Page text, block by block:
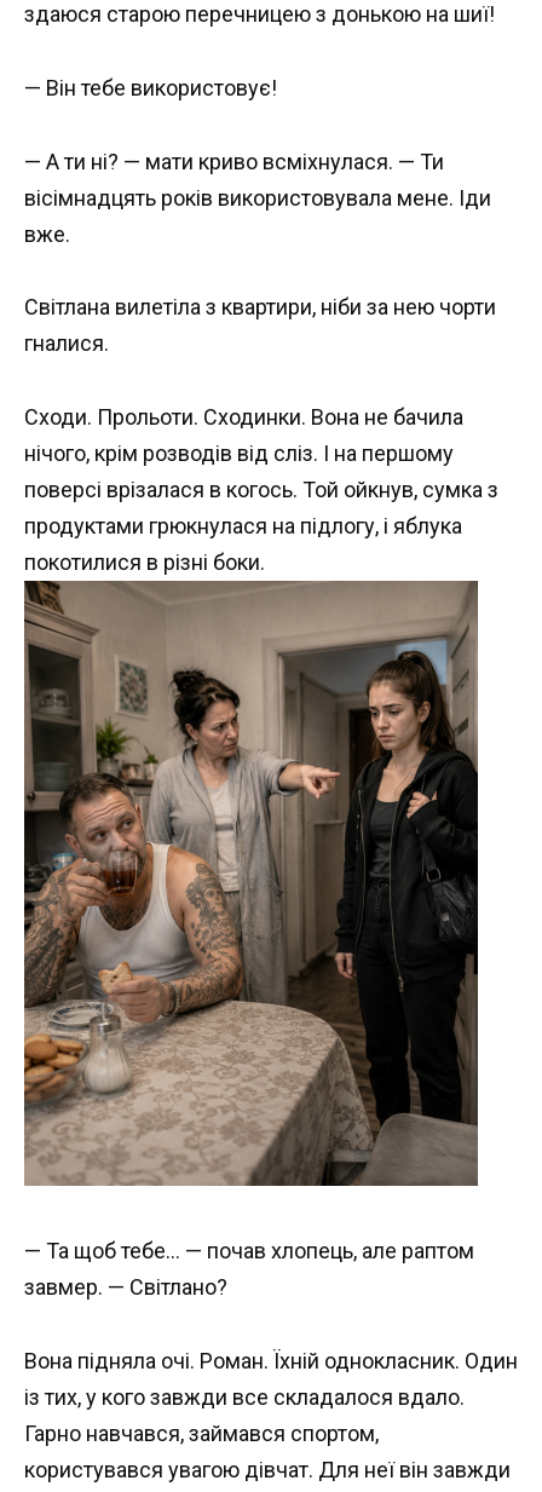
здаюся старою перечницею з донькою на шиї!
— Він тебе використовує!
— А ти ні? — мати криво всміхнулася. — Ти
вісімнадцять років використовувала мене. Іди
вже.
Світлана вилетіла з квартири, ніби за нею чорти
гналися.
Сходи. Прольоти. Сходинки. Вона не бачила
нічого, крім розводів від сліз. І на першому
поверсі врізалася в когось. Той ойкнув, сумка з
продуктами грюкнулася на підлогу, і яблука
покотилися в різні боки.
— Та щоб тебе… — почав хлопець, але раптом
завмер. — Світлано?
Вона підняла очі. Роман. Їхній однокласник. Один
із тих, у кого завжди все складалося вдало.
Гарно навчався, займався спортом,
користувався увагою дівчат. Для неї він завжди